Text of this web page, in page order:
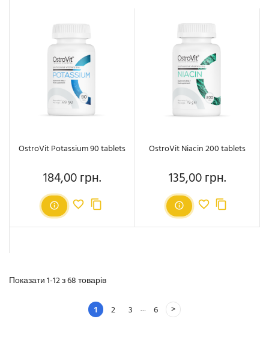
OstroVit Potassium 90 tablets
Ціна
184,00 грн.
OstroVit Niacin 200 tablets
Ціна
135,00 грн.
Показати 1-12 з 68 товарів
1 2 3 … 6